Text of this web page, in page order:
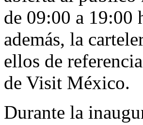
de 09:00 a 19:00
además, la
ellos de
de Visit México.
Durante la